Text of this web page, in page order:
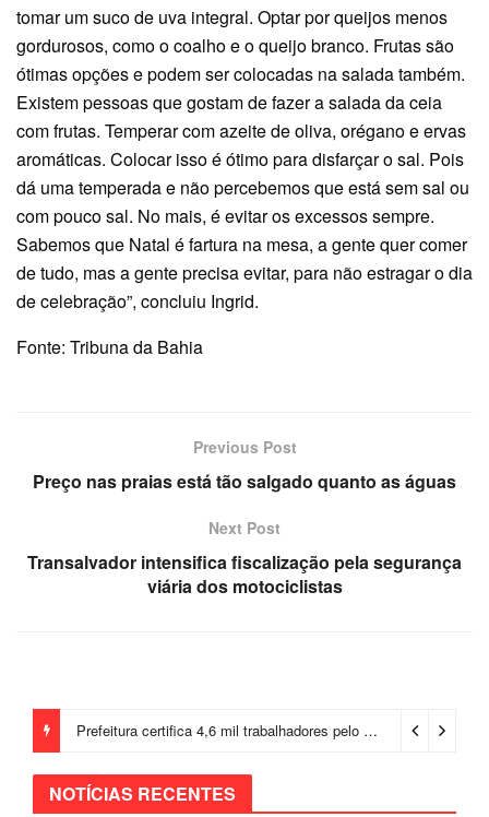
tomar um suco de uva integral. Optar por queijos menos
gordurosos, como o coalho e o queijo branco. Frutas são
ótimas opções e podem ser colocadas na salada também.
Existem pessoas que gostam de fazer a salada da ceia
com frutas. Temperar com azeite de oliva, orégano e ervas
aromáticas. Colocar isso é ótimo para disfarçar o sal. Pois
dá uma temperada e não percebemos que está sem sal ou
com pouco sal. No mais, é evitar os excessos sempre.
Sabemos que Natal é fartura na mesa, a gente quer comer
de tudo, mas a gente precisa evitar, para não estragar o dia
de celebração”, concluiu Ingrid.
Fonte: Tribuna da Bahia
Previous Post
Preço nas praias está tão salgado quanto as águas
Next Post
Transalvador intensifica fiscalização pela segurança
viária dos motociclistas
Prefeitura certifica 4,6 mil trabalhadores pelo programa Treinar para Empregar e realiza Feirão de Empregabilidade
NOTÍCIAS RECENTES